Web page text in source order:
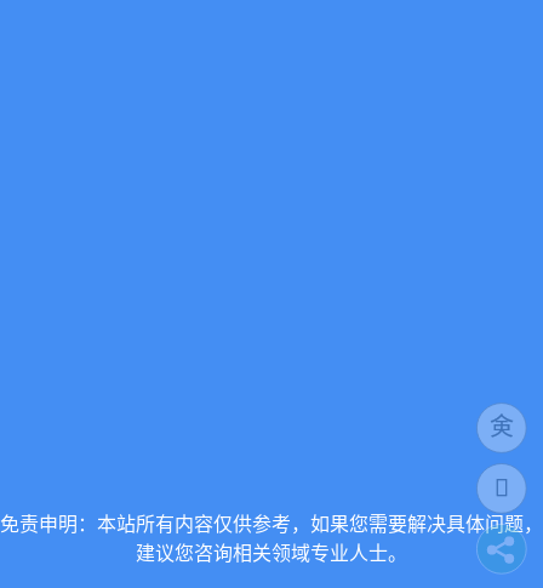
免责申明：本站所有内容仅供参考，如果您需要解决具体问题，
建议您咨询相关领域专业人士。